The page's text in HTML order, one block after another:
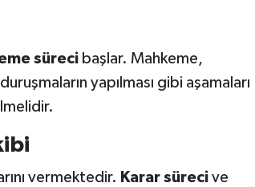
sürecibaşlar. Mahkeme,
yapılması gibi aşamaları
vermektedir. Karar sürecive